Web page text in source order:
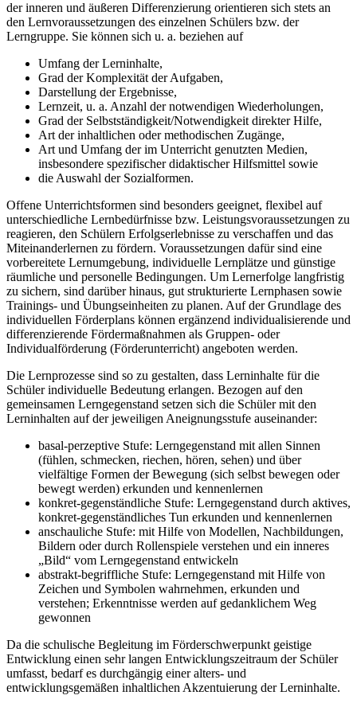
der inneren und äußeren Differenzierung orientieren sich stets an
den Lernvoraussetzungen des einzelnen Schülers bzw. der
Lerngruppe. Sie können sich u. a. beziehen auf
Umfang der Lerninhalte,
Grad der Komplexität der Aufgaben,
Darstellung der Ergebnisse,
Lernzeit, u. a. Anzahl der notwendigen Wiederholungen,
Grad der Selbstständigkeit/Notwendigkeit direkter Hilfe,
Art der inhaltlichen oder methodischen Zugänge,
Art und Umfang der im Unterricht genutzten Medien,
insbesondere spezifischer didaktischer Hilfsmittel sowie
die Auswahl der Sozialformen.
Offene Unterrichtsformen sind besonders geeignet, flexibel auf
unterschiedliche Lernbedürfnisse bzw. Leistungsvoraussetzungen zu
reagieren, den Schülern Erfolgserlebnisse zu verschaffen und das
Miteinanderlernen zu fördern. Voraussetzungen dafür sind eine
vorbereitete Lernumgebung, individuelle Lernplätze und günstige
räumliche und personelle Bedingungen. Um Lernerfolge langfristig
zu sichern, sind darüber hinaus, gut strukturierte Lernphasen sowie
Trainings- und Übungseinheiten zu planen. Auf der Grundlage des
individuellen Förderplans können ergänzend individualisierende und
differenzierende Fördermaßnahmen als Gruppen- oder
Individualförderung (Förderunterricht) angeboten werden.
Die Lernprozesse sind so zu gestalten, dass Lerninhalte für die
Schüler individuelle Bedeutung erlangen. Bezogen auf den
gemeinsamen Lerngegenstand setzen sich die Schüler mit den
Lerninhalten auf der jeweiligen Aneignungsstufe auseinander:
basal-perzeptive Stufe: Lerngegenstand mit allen Sinnen
(fühlen, schmecken, riechen, hören, sehen) und über
vielfältige Formen der Bewegung (sich selbst bewegen oder
bewegt werden) erkunden und kennenlernen
konkret-gegenständliche Stufe: Lerngegenstand durch aktives,
konkret-gegenständliches Tun erkunden und kennenlernen
anschauliche Stufe: mit Hilfe von Modellen, Nachbildungen,
Bildern oder durch Rollenspiele verstehen und ein inneres
„Bild“ vom Lerngegenstand entwickeln
abstrakt-begriffliche Stufe: Lerngegenstand mit Hilfe von
Zeichen und Symbolen wahrnehmen, erkunden und
verstehen; Erkenntnisse werden auf gedanklichem Weg
gewonnen
Da die schulische Begleitung im Förderschwerpunkt geistige
Entwicklung einen sehr langen Entwicklungszeitraum der Schüler
umfasst, bedarf es durchgängig einer alters- und
entwicklungsgemäßen inhaltlichen Akzentuierung der Lerninhalte.